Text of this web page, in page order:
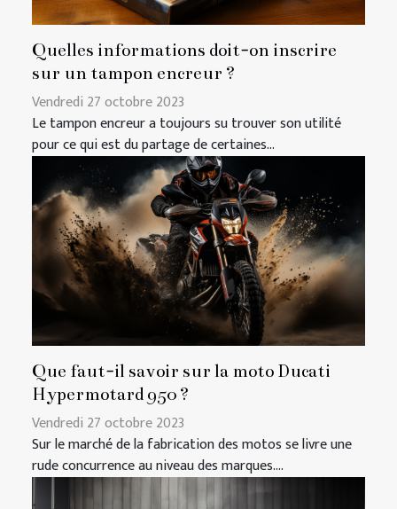
Quelles informations doit-on inscrire
sur un tampon encreur ?
Vendredi 27 octobre 2023
Le tampon encreur a toujours su trouver son utilité
pour ce qui est du partage de certaines...
Que faut-il savoir sur la moto Ducati
Hypermotard 950 ?
Vendredi 27 octobre 2023
Sur le marché de la fabrication des motos se livre une
rude concurrence au niveau des marques....